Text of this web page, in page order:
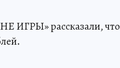
ИГРЫ» рассказали, что